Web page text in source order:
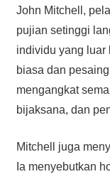
John Mitchell,
pujian setinggi
individu yang luar
biasa dan
mengangkat
bijaksana, dan
Mitchell juga
Ia menyebutkan